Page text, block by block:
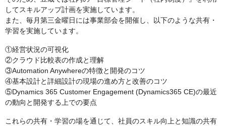
してスキルアップ計画を実施しています。
また、毎月第三金曜日には事業部会を開催し、以下のような共有・
学習を実施しています。
①経営状況の可視化
②クラウド比較表の作成と理解
③Automation Anywhereの特徴と開発のコツ
④基本設計と詳細設計の現場の進め方と改善のコツ
⑤Dynamics 365 Customer Engagement (Dynamics365 CE)の最近
の動向と開発する上での要点
これらの共有・学習の場を通じて、社員のスキル向上と知識の共有